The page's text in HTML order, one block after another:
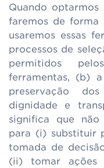
Quando optarmos
faremos de forma
usaremos essas
processos de
permitidos
ferramentas, (b)
preservação
dignidade e
significa que não
para (i) substituir
tomada de
(ii) tomar ações